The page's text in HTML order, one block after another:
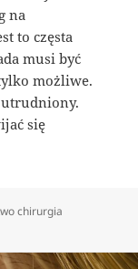
na
to częsta
musi być
możliwe.
utrudniony.
się
chirurgia